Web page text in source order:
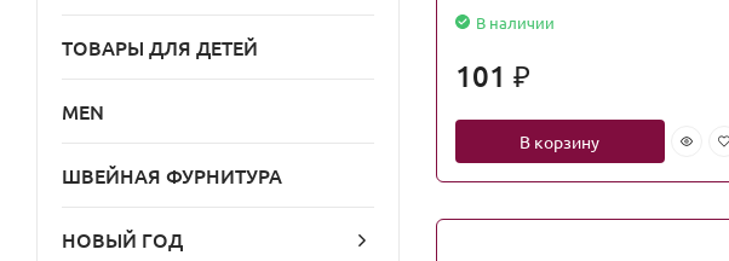
ТОВАРЫ ДЛЯ ДЕТЕЙ
MEN
ШВЕЙНАЯ ФУРНИТУРА
НОВЫЙ ГОД
В наличии
101 ₽
В корзину